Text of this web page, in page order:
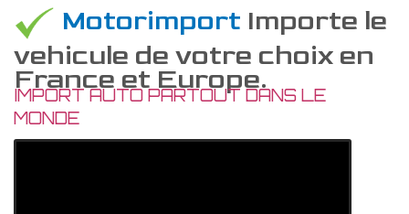
Motorimport Importe le
vehicule de votre choix en
France et Europe.
IMPORT AUTO PARTOUT DANS LE
MONDE